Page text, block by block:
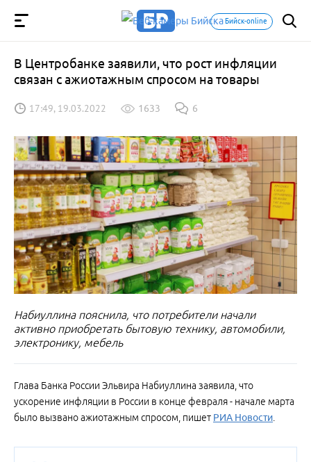
Бийск-online
В Центробанке заявили, что рост инфляции
связан с ажиотажным спросом на товары
17:49, 19.03.2022 1633 6
Набиуллина пояснила, что потребители начали
активно приобретать бытовую технику, автомобили,
электронику, мебель
Глава Банка России Эльвира Набиуллина заявила, что
ускорение инфляции в России в конце февраля - начале марта
было вызвано ажиотажным спросом, пишет РИА Новости.